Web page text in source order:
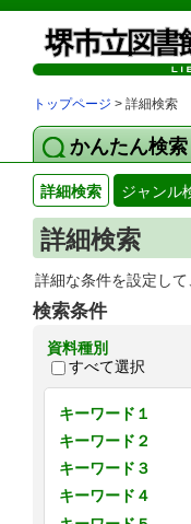
トップページ > 詳細検索
かんたん検索
詳細検索 ジャンル
詳細検索
詳細な条件を設定して
検索条件
資料種別
すべて選択
キーワード１
キーワード２
キーワード３
キーワード４